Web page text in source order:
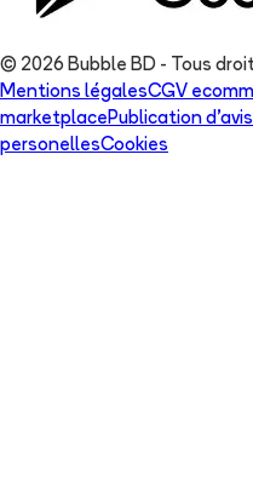
© 2026 Bubble BD - Tous
Mentions légalesCGV
marketplacePublication d'avis
personellesCookies